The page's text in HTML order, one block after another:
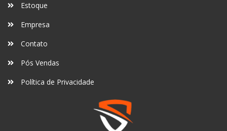
Estoque
Empresa
Contato
Pós Vendas
Política de Privacidade